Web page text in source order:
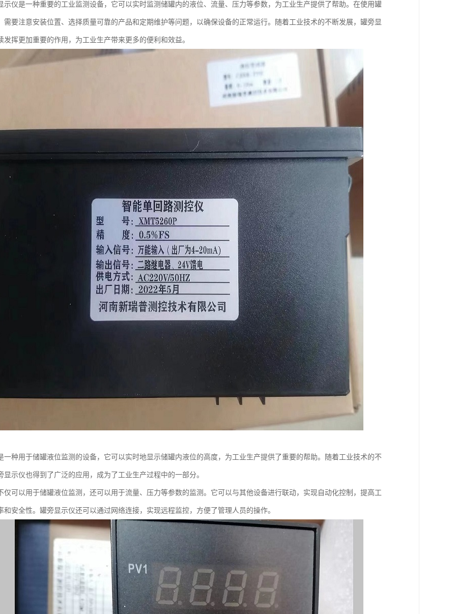
示仪是一种重要的工业监测设备，它可以实时监测储罐内的液位、流量、压力等参数，为工业生产提供了帮助。在使用罐
需要注意安装位置、选择质量可靠的产品和定期维护等问题，以确保设备的正常运行。随着工业技术的不断发展，罐旁显
发挥更加重要的作用，为工业生产带来更多的便利和效益。
一种用于储罐液位监测的设备，它可以实时地显示储罐内液位的高度，为工业生产提供了重要的帮助。随着工业技术的不
显示仪也得到了广泛的应用，成为了工业生产过程中的一部分。
仅可以用于储罐液位监测，还可以用于流量、压力等参数的监测。它可以与其他设备进行联动，实现自动化控制，提高工
和安全性。罐旁显示仪还可以通过网络连接，实现远程监控，方便了管理人员的操作。